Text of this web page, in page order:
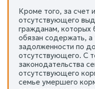
Кроме того, за счет
отсутствующего
гражданам, которых
обязан содержать,
задолженности по
отсутствующего. С
законодательства
отсутствующего
семье умершего